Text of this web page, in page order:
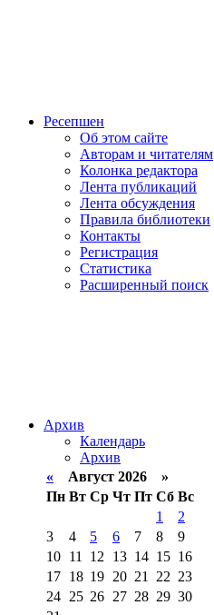
Ресепшен
Об этом сайте
Авторам и читателям
Колонка редактора
Лента публикаций
Лента обсуждения
Правила библиотеки
Контакты
Регистрация
Статистика
Расширенный поиск
Архив
Календарь
Архив
« Август 2026 »
Пн Вт Ср Чт Пт Сб Вс
1
2
3
4 5 6 7 8
9
10 11 12 13 14 15 16
17 18 19 20 21 22 23
24 25 26 27 28 29 30